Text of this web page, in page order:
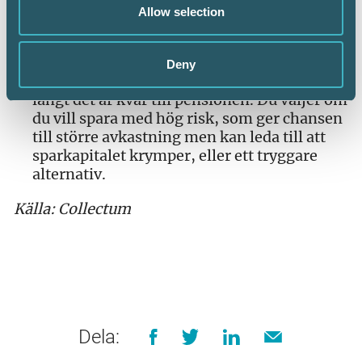
Allow selection
Deny
att jobb i dag leder till en bättre pension sen.
Lita på dig själv!Du känner dig själv bäst. Gör
dina val utifrån hur mycket risk du är beredd
att ta, hur din familjesituation ser ut och hur
långt det är kvar till pensionen. Du väljer om
du vill spara med hög risk, som ger chansen
till större avkastning men kan leda till att
sparkapitalet krymper, eller ett tryggare
alternativ.
Källa: Collectum
Dela: